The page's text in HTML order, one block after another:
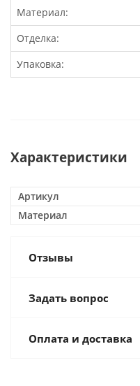
Материал:
Отделка:
Упаковка:
Характеристики
Артикул
Материал
Отзывы
Задать вопрос
Оплата и доставка